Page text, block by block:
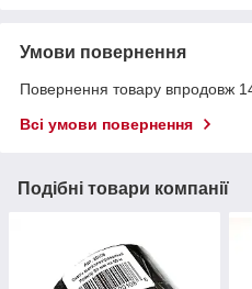
Умови повернення
Повернення товару впродовж
Всі умови повернення
Подібні товари компанії